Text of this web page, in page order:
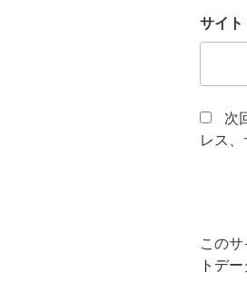
サイト
次
レス、
この
トデ